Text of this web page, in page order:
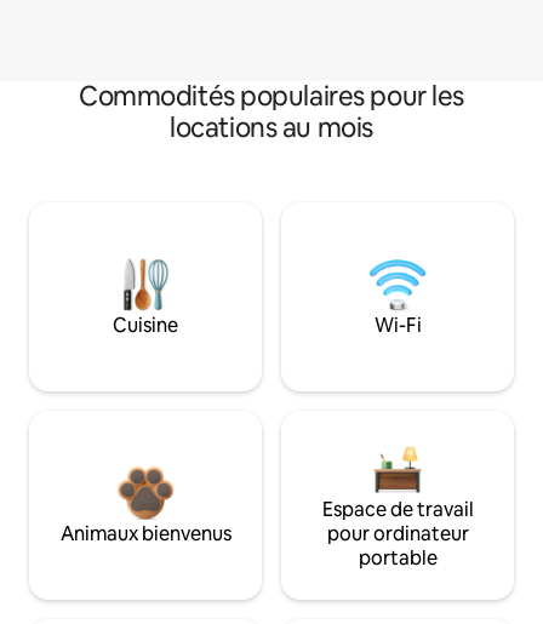
Commodités populaires pour les
locations au mois
Cuisine Wi-Fi
Animaux bienvenus
Espace de travail
pour ordinateur
portable